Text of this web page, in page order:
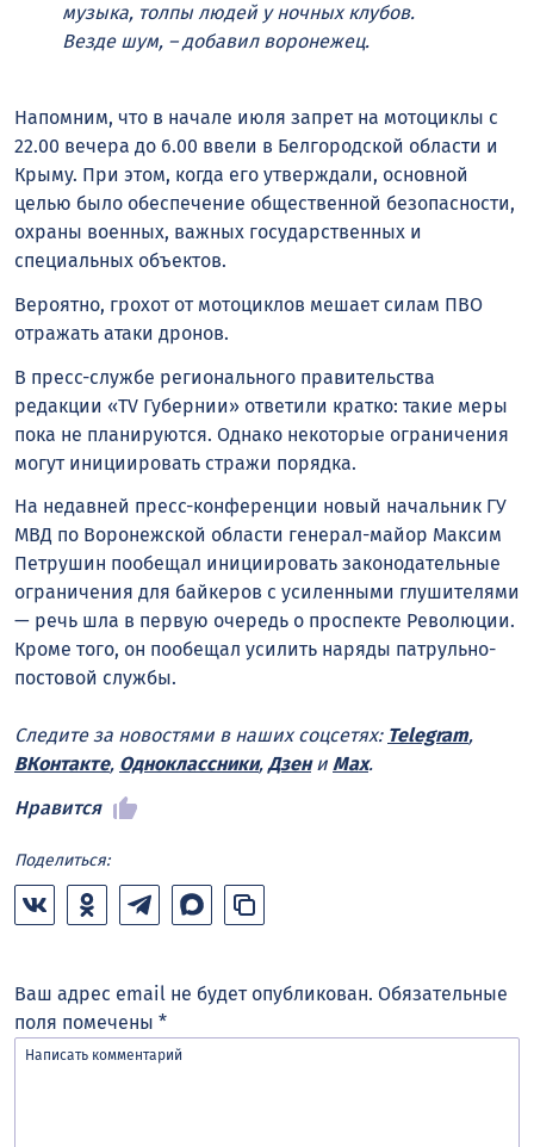
музыка, толпы людей у ночных клубов.
Везде шум, – добавил воронежец.
Напомним, что в начале июля запрет на мотоциклы с
22.00 вечера до 6.00 ввели в Белгородской области и
Крыму. При этом, когда его утверждали, основной
целью было обеспечение общественной безопасности,
охраны военных, важных государственных и
специальных объектов.
Вероятно, грохот от мотоциклов мешает силам ПВО
отражать атаки дронов.
В пресс-службе регионального правительства
редакции «TV Губернии» ответили кратко: такие меры
пока не планируются. Однако некоторые ограничения
могут инициировать стражи порядка.
На недавней пресс-конференции новый начальник ГУ
МВД по Воронежской области генерал-майор Максим
Петрушин пообещал инициировать законодательные
ограничения для байкеров с усиленными глушителями
— речь шла в первую очередь о проспекте Революции.
Кроме того, он пообещал усилить наряды патрульно-
постовой службы.
Следите за новостями в наших соцсетях: Telegram,
ВКонтакте, Одноклассники, Дзени Max.
Нравится
Поделиться:
Ваш адрес email не будет опубликован. Обязательные
поля помечены *